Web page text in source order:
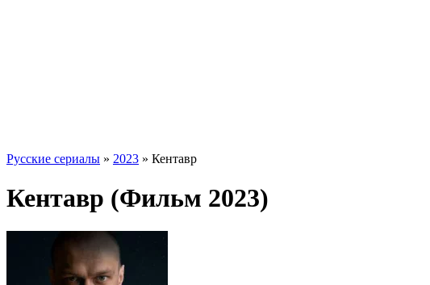
Русские сериалы » 2023 » Кентавр
Кентавр (Фильм 2023)